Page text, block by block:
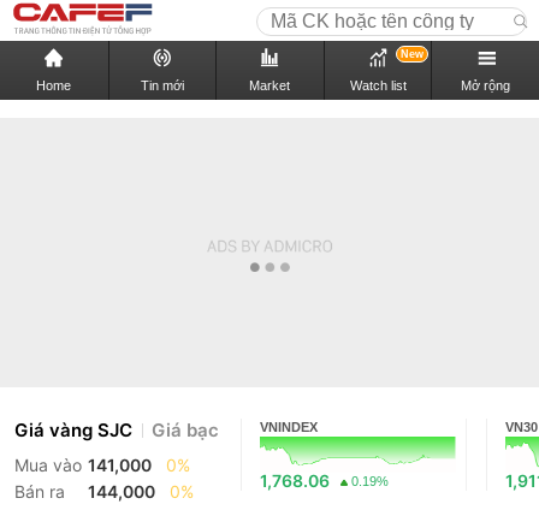
Home Tin mới Market Watch list
New
Mở rộng
Giá vàng SJC Giá bạc
Mua vào 141,000
0%
Bán ra
144,000 0%
VNINDEX
1,768.06 0.19%
VN30